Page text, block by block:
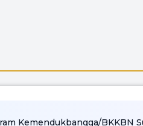
Kemendukbangga/BKKBN